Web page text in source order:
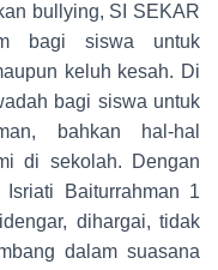
bullying, SI SEKAR
bagi siswa untuk
keluh kesah. Di
bagi siswa untuk
bahkan hal-hal
di sekolah. Dengan
Baiturrahman 1
dihargai, tidak
dalam suasana